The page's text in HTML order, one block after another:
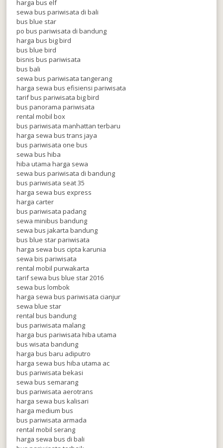
harga bus elf
sewa bus pariwisata di bali
bus blue star
po bus pariwisata di bandung
harga bus big bird
bus blue bird
bisnis bus pariwisata
bus bali
sewa bus pariwisata tangerang
harga sewa bus efisiensi pariwisata
tarif bus pariwisata big bird
bus panorama pariwisata
rental mobil box
bus pariwisata manhattan terbaru
harga sewa bus trans jaya
bus pariwisata one bus
sewa bus hiba
hiba utama harga sewa
sewa bus pariwisata di bandung
bus pariwisata seat 35
harga sewa bus express
harga carter
bus pariwisata padang
sewa minibus bandung
sewa bus jakarta bandung
bus blue star pariwisata
harga sewa bus cipta karunia
sewa bis pariwisata
rental mobil purwakarta
tarif sewa bus blue star 2016
sewa bus lombok
harga sewa bus pariwisata cianjur
sewa blue star
rental bus bandung
bus pariwisata malang
harga bus pariwisata hiba utama
bus wisata bandung
harga bus baru adiputro
harga sewa bus hiba utama ac
bus pariwisata bekasi
sewa bus semarang
bus pariwisata aerotrans
harga sewa bus kalisari
harga medium bus
bus pariwisata armada
rental mobil serang
harga sewa bus di bali